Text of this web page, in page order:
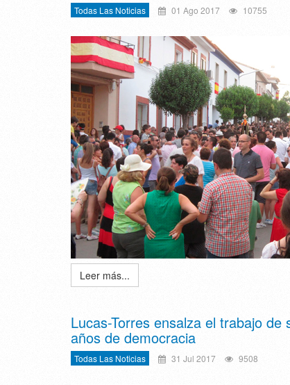
Todas Las Noticias 01 Ago 2017 10755
Leer más...
Lucas-Torres ensalza el trabajo
años de democracia
Todas Las Noticias 31 Jul 2017 9508